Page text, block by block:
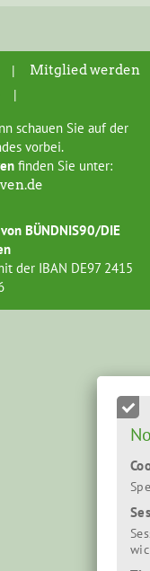
Mitglied werden
schauen Sie auf der
vorbei.
finden Sie unter:
BÜNDNIS90/DIE
der IBAN DE97 2415